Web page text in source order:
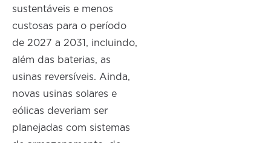
sustentáveis e menos
custosas para o período
de 2027 a 2031, incluindo,
além das baterias, as
usinas reversíveis. Ainda,
novas usinas solares e
eólicas deveriam ser
planejadas com sistemas